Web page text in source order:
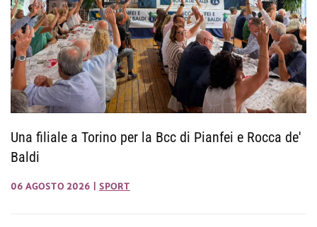
Una filiale a Torino per la Bcc di Pianfei e Rocca de'
Baldi
06 AGOSTO 2026 SPORT